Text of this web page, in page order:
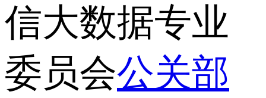
信大数据专业
委员会公关部